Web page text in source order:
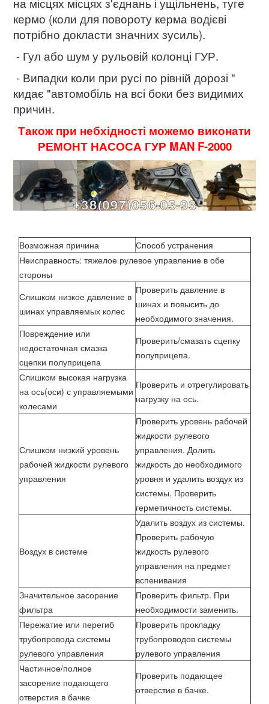
кермо (коли для повороту керма водієві
потрібно докласти значних зусиль).
- Гул або шум у рульовій колонці ГУР.
- Випадки коли при русі по рівній дорозі "
кидає "автомобіль на всі боки без видимих ​​
причин.
Також при небхідності можемо виконати
РЕМОНТ НАСОСА ГУР MAN F-2000
Возможная причина
Способ устранения
Неисправность: тяжелое рулевое управление в обе
стороны
Слишком низкое давление в
шинах управляемых колес
Проверить давление в
шинах и повысить до
необходимого значения.
Повреждение или
недостаточная смазка
сцепки полуприцепа
Проверить/смазать сцепку
полуприцепа.
Слишком высокая нагрузка
на ось(оси) с управляемыми
колесами
Проверить и отрегулировать
нагрузку на ось.
Слишком низкий уровень
рабочей жидкости рулевого
управления
Проверить уровень рабочей
жидкости рулевого
управления. Долить
жидкость до необходимого
уровня и удалить воздух из
системы. Проверить
герметичность системы.
Воздух в системе
Удалить воздух из системы.
Проверить рабочую
жидкость рулевого
управления на предмет
вспенивания
Значительное засорение
фильтра
Проверить фильтр. При
необходимости заменить.
Пережатие или перегиб
трубопровода системы
рулевого управления
Проверить прокладку
трубопроводов системы
рулевого управления
Частичное/полное
засорение подающего
отверстия в бачке
Проверить подающее
отверстие в бачке.